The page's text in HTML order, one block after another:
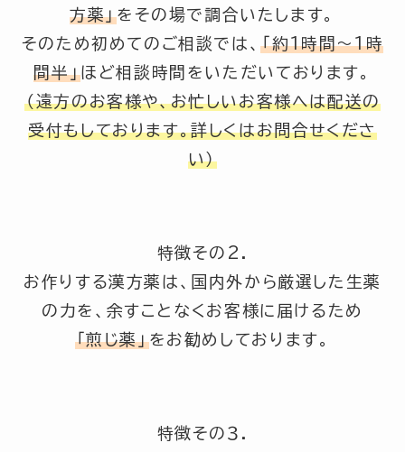
方薬」をその場で調合いたします。
そのため初めてのご相談では、「約1時間～1時
間半」ほど相談時間をいただいております。
（遠方のお客様や、お忙しいお客様へは配送の
受付もしております。詳しくはお問合せくださ
い）
特徴その2.
お作りする漢方薬は、国内外から厳選した生薬
の力を、余すことなくお客様に届けるため
「煎じ薬」をお勧めしております。
特徴その３.